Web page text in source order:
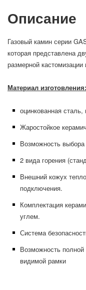
Описание
Газовый камин серии
которая представлена
размерной кастомизации
Материал изготовления:
оцинкованная
Жаростойкое
Возможность
2 вида горения
Внешний кожух
подключения.
Комплектация
углем.
Система
Возможность полной
видимой рамки